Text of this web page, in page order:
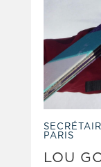
PARIS
LOU